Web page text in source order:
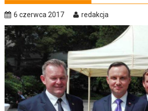
6 czerwca 2017 redakcja